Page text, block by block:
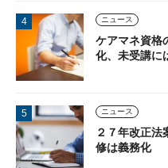
ニュース
ケアマネ資
化、未受講に
ニュース
２７年改正
修は義務化